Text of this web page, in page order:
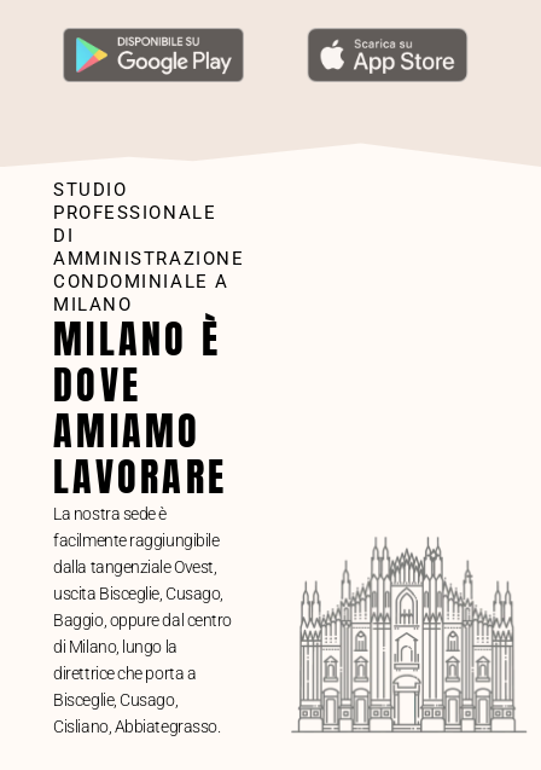
STUDIO
PROFESSIONALE
DI
AMMINISTRAZIONE
CONDOMINIALE A
MILANO
MILANO È
DOVE
AMIAMO
LAVORARE
La nostra sede è
facilmente raggiungibile
dalla tangenziale Ovest,
uscita Bisceglie, Cusago,
Baggio, oppure dal centro
di Milano, lungo la
direttrice che porta a
Bisceglie, Cusago,
Cisliano, Abbiategrasso.